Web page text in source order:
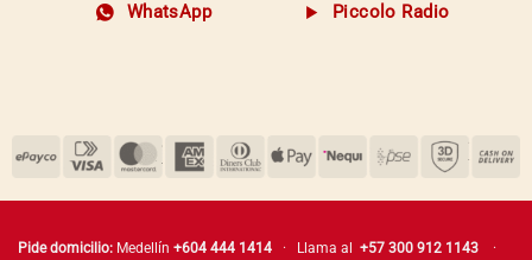
WhatsApp Piccolo Radio
Pide domicilio: Medellín +604 444 1414 · Llama al +57 300 912 1143
·